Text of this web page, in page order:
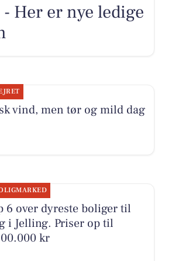
Her er nye ledige
vind, men tør og mild dag
6 over dyreste boliger til
i Jelling. Priser op til
kr